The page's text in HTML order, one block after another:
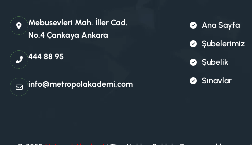
Mebusevleri Mah. İller Cad.
No.4 Çankaya Ankara
444 88 95
info@metropolakademi.com
Ana Sayfa
Şubelerimiz
Şubelik
Sınavlar